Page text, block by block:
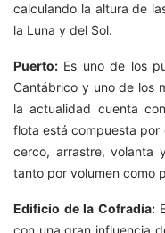
calculando la altura de
la Luna y del Sol.
Puerto: Es uno de los
Cantábrico y uno de los
la actualidad cuenta
flota está compuesta por
cerco, arrastre, volanta
tanto por volumen como
Edificio de la Cofradía:
con una gran influencia